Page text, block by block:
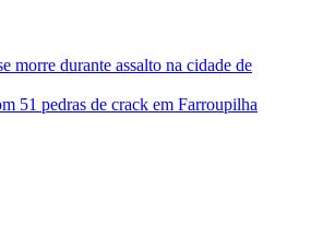
morre durante assalto na cidade de
51 pedras de crack em Farroupilha